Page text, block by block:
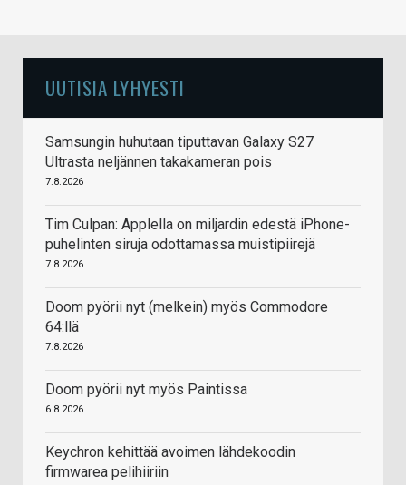
UUTISIA LYHYESTI
Samsungin huhutaan tiputtavan Galaxy S27
Ultrasta neljännen takakameran pois
7.8.2026
Tim Culpan: Applella on miljardin edestä iPhone-
puhelinten siruja odottamassa muistipiirejä
7.8.2026
Doom pyörii nyt (melkein) myös Commodore
64:llä
7.8.2026
Doom pyörii nyt myös Paintissa
6.8.2026
Keychron kehittää avoimen lähdekoodin
firmwarea pelihiiriin